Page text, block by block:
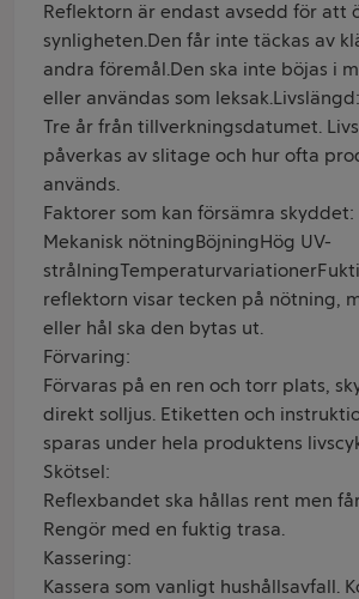
Reflektorn är endast avsedd för att
synligheten.Den får inte täckas av
andra föremål.Den ska inte böjas i
eller användas som leksak.Livslängd:
Tre år från tillverkningsdatumet.
påverkas av slitage och hur ofta
används.
Faktorer som kan försämra skyddet:
Mekanisk nötningBöjningHög UV-
reflektorn visar tecken på nötning,
eller hål ska den bytas ut.
Förvaring:
Förvaras på en ren och torr plats,
direkt solljus. Etiketten och
sparas under hela produktens
Skötsel:
Reflexbandet ska hållas rent men
Rengör med en fuktig trasa.
Kassering:
Kassera som vanligt hushållsavfall.